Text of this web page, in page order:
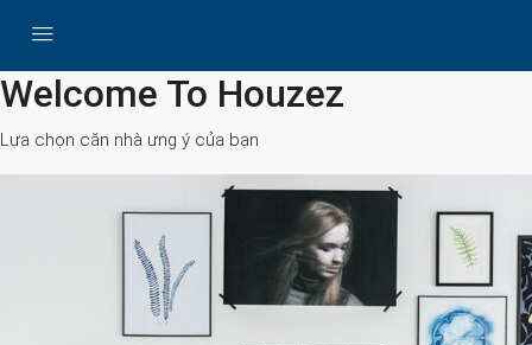
Search
Welcome To Houzez
Lựa chọn căn nhà ưng ý của bạn